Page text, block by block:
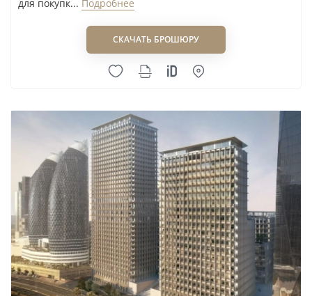
для покупк... Подробнее
СКАЧАТЬ БРОШЮРУ